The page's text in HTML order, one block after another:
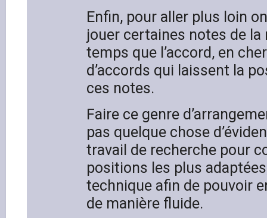
Enfin, pour aller plus loin
jouer certaines notes de la
temps que l’accord, en
d’accords qui laissent la
ces notes.
Faire ce genre
pas quelque chose
travail de recherche pour
positions les plus
technique afin de pouvoir
de manière fluide.